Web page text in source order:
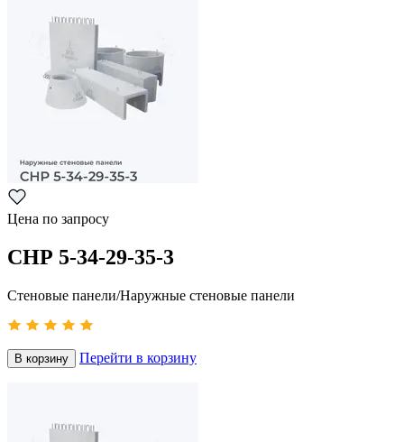
Цена по запросу
СНР 5-34-29-35-3
Стеновые панели/Наружные стеновые панели
В корзину Перейти в корзину